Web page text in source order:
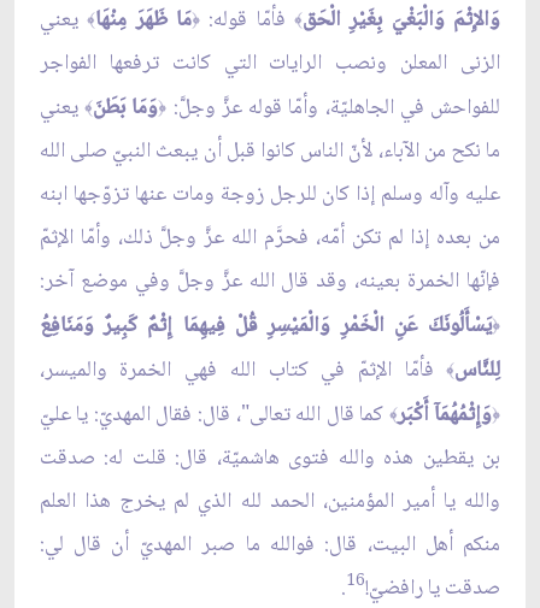
وَالإِثْمَ وَالْبَغْيَ بِغَيْرِ الْحَق﴾فأمّا قوله:﴿مَا ظَهَرَ مِنْهَا﴾يعني
الزنى المعلن ونصب الرايات التي كانت ترفعها الفواجر
للفواحش في الجاهليّة، وأمّا قوله عزَّ وجلَّ: ﴿وَمَا بَطَنَ﴾يعني
ما نكح من الآباء، لأنّ الناس كانوا قبل أن يبعث النبيّ صلى الله
عليه وآله وسلم إذا كان للرجل زوجة ومات عنها تزوّجها ابنه
من بعده إذا لم تكن أمّه، فحرَّم الله عزَّ وجلَّ ذلك، وأمّا الإثمّ
فإنّها الخمرة بعينه، وقد قال الله عزَّ وجلَّ وفي موضع آخر:
﴿يَسْأَلُونَكَ عَنِ الْخَمْرِ وَالْمَيْسِرِ قُلْ فِيهِمَا إِثْمٌ كَبِيرٌ وَمَنَافِعُ
لِلنَّاس﴾فأمّا الإثمّ في كتاب الله فهي الخمرة والميسر،
﴿وَإِثْمُهُمَآ أَكْبَر﴾ كما قال الله تعالى"، قال: فقال المهديّ: يا عليّ
بن يقطين هذه والله فتوى هاشميّة، قال: قلت له: صدقت
والله يا أمير المؤمنين، الحمد لله الذي لم يخرج هذا العلم
منكم أهل البيت، قال: فوالله ما صبر المهديّ أن قال لي:
صدقت يا رافضيّ!16
.